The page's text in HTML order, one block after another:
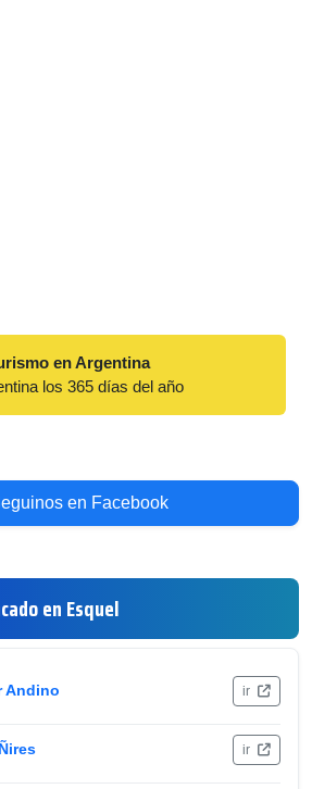
en Argentina
los 365 días del año
en Facebook
en Esquel
Andino ir
ir